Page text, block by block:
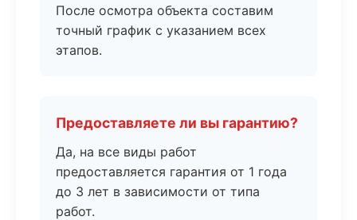
После осмотра объекта составим
точный график с указанием всех
этапов.
Предоставляете ли вы гарантию?
Да, на все виды работ
предоставляется гарантия от 1 года
до 3 лет в зависимости от типа
работ.